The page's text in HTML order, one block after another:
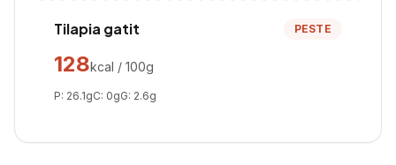
Tilapia gatit PESTE
128kcal / 100g
P: 26.1gC: 0gG: 2.6g